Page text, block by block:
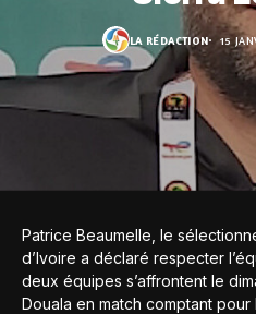
LA RÉDACTION 15
Patrice Beaumelle, le
d’Ivoire a déclaré respecter
deux équipes s’affrontent le
Douala en match comptant